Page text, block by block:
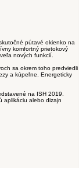
pútavé okienko na
komfortný prietokový
nových funkcií.
sa okrem toho predviedli
a kúpeľne.
Energeticky
na ISH 2019.
aplikáciu alebo dizajn